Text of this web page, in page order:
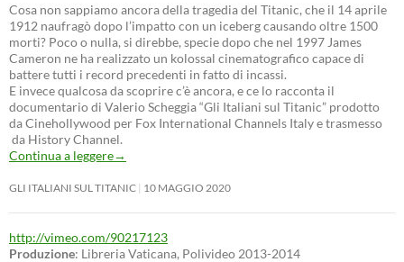
Cosa non sappiamo ancora della tragedia del Titanic, che il 14 aprile
1912 naufragò dopo l’impatto con un iceberg causando oltre 1500
morti? Poco o nulla, si direbbe, specie dopo che nel 1997 James
Cameron ne ha realizzato un kolossal cinematografico capace di
battere tutti i record precedenti in fatto di incassi.
E invece qualcosa da scoprire c’è ancora, e ce lo racconta il
documentario di Valerio Scheggia “Gli Italiani sul Titanic” prodotto
da Cinehollywood per Fox International Channels Italy e trasmesso
da History Channel.
Continua a leggere→
GLI ITALIANI SUL TITANIC 10 MAGGIO 2020
http://vimeo.com/90217123
Produzione: Libreria Vaticana, Polivideo 2013-2014